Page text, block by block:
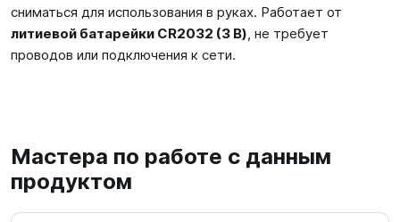
сниматься для использования в руках. Работает от
литиевой батарейки CR2032 (3 В), не требует
проводов или подключения к сети.
Мастера по работе с данным
продуктом